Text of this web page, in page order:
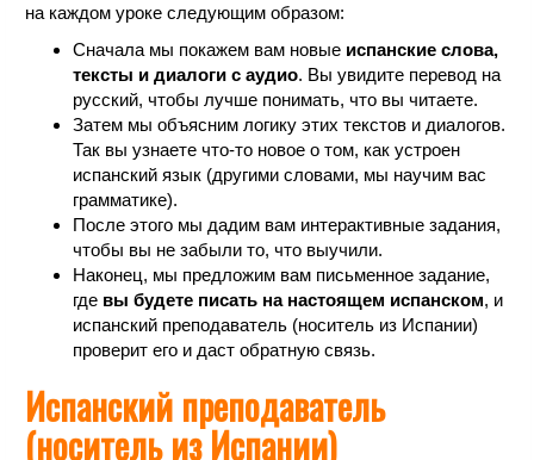
на каждом уроке следующим образом:
Сначала мы покажем вам новые испанские слова,
тексты и диалоги с аудио. Вы увидите перевод на
русский, чтобы лучше понимать, что вы читаете.
Затем мы объясним логику этих текстов и диалогов.
Так вы узнаете что-то новое о том, как устроен
испанский язык (другими словами, мы научим вас
грамматике).
После этого мы дадим вам интерактивные задания,
чтобы вы не забыли то, что выучили.
Наконец, мы предложим вам письменное задание,
где вы будете писать на настоящем испанском, и
испанский преподаватель (носитель из Испании)
проверит его и даст обратную связь.
Испанский преподаватель
(носитель из Испании)